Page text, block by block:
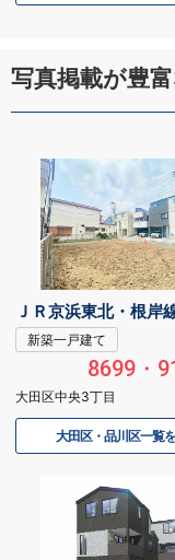
写真掲載が豊
ＪＲ京浜東北・根岸
新築一戸建て
8699・
大田区中央3丁目
大田区・品川区一覧